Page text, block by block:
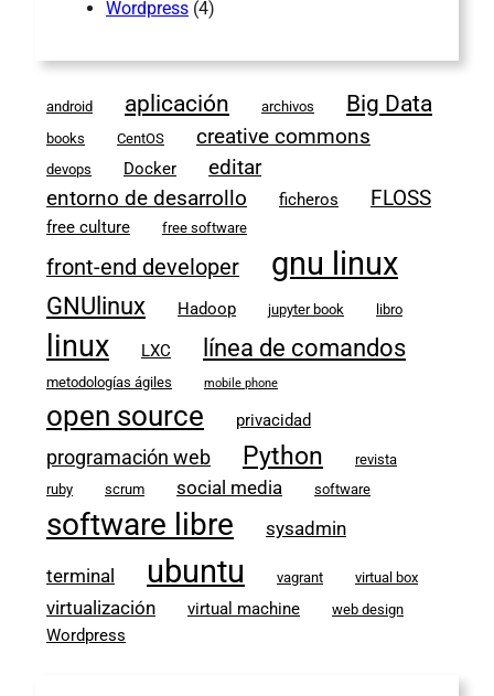
Wordpress (4)
android aplicación archivos Big Data
books CentOS creative commons
devops Docker
editar
entorno de desarrollo
ficheros FLOSS
free culture free software
front-end developer gnu linux
GNUlinux Hadoop jupyter book libro
linux LXC línea de comandos
metodologías ágiles mobile phone
open source privacidad
programación web Python
revista
ruby
scrum social media software
software libre sysadmin
terminal ubuntu vagrant virtual box
virtualización virtual machine web design
Wordpress